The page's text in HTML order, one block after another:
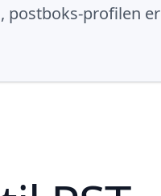
postboks-profilen er